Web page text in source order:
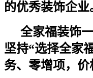
的优秀装饰企业
全家福装饰
坚持“选择全家
务、 零增项，价